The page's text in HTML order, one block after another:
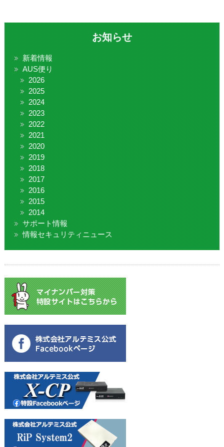
お知らせ
新着情報
AUS便り
2026
2025
2024
2023
2022
2021
2020
2019
2018
2017
2016
2015
2014
サポート情報
情報セキュリティニュース